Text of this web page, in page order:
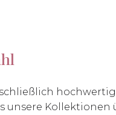
unsere Kollektionen